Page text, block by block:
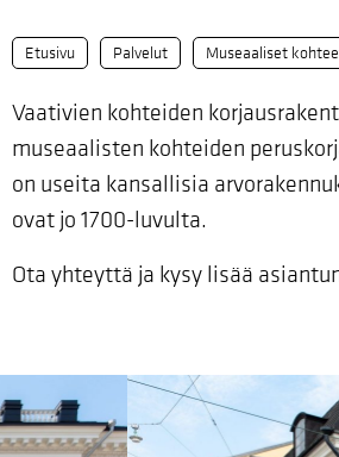
Etusivu Palvelut Museaaliset
Vaativien kohteiden
museaalisten kohteiden
on useita kansallisia
ovat jo 1700-luvulta.
Ota yhteyttä ja kysy lisää